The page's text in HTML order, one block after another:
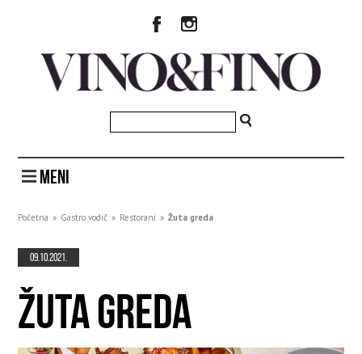
MENI
Početna » Gastro vodič » Restorani » Žuta greda
09.10.2021.
ŽUTA GREDA